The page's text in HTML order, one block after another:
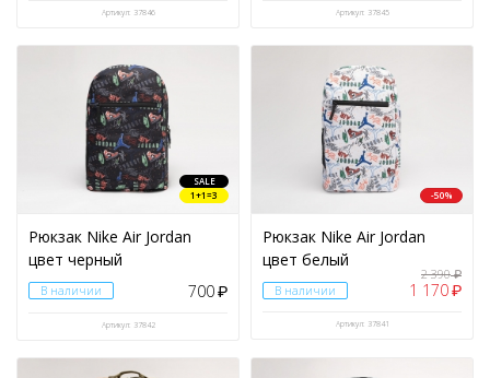
Артикул: 37846 Артикул: 37845
SALE
1+1=3
Рюкзак Nike Air Jordan
цвет черный
В наличии 700₽
Артикул: 37842
-50%
Рюкзак Nike Air Jordan
цвет белый
В наличии
2 390₽
1 170₽
Артикул: 37841